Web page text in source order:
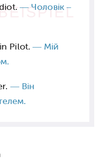
—Чоловік –
Pilot.— Мій
—Він